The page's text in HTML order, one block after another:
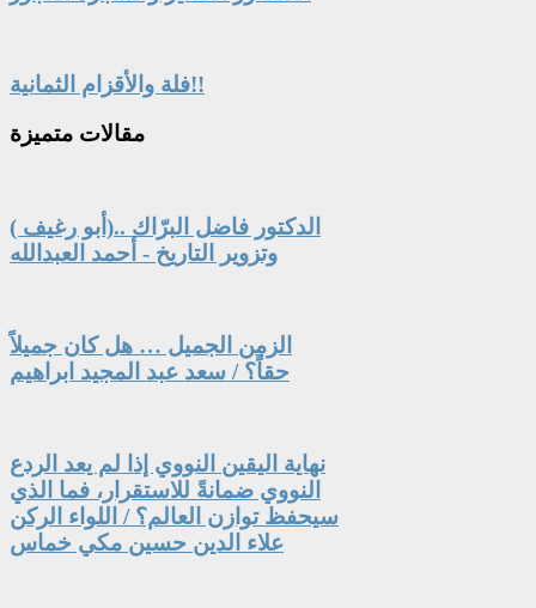
فلة والأقزام الثمانية!!
مقالات متميزة
الدكتور فاضل البرّاك ..(أبو رغيف )
وتزوير التاريخ - أحمد العبدالله
الزمن الجميل … هل كان جميلاً
حقاً؟ / سعد عبد المجيد ابراهيم
نهاية اليقين النووي إذا لم يعد الردع
النووي ضمانةً للاستقرار، فما الذي
سيحفظ توازن العالم؟ / اللواء الركن
علاء الدين حسين مكي خماس